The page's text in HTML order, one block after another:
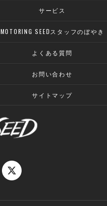
サービス
MOTORING SEEDスタッフのぼやき
よくある質問
お問い合わせ
サイトマップ